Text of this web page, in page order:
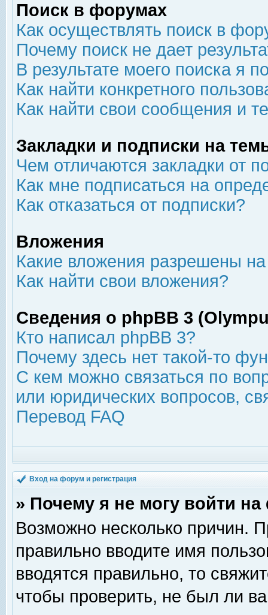
Поиск в форумах
Как осуществлять поиск в
Почему поиск не дает
В результате моего поиска я
Как найти конкретного
Как найти свои сообщения и
Закладки и подписки на
Чем отличаются закладки от
Как мне подписаться на
Как отказаться от подписки?
Вложения
Какие вложения разрешены
Как найти свои вложения?
Сведения о phpBB 3
Кто написал phpBB 3?
Почему здесь нет такой-то
С кем можно связаться по
или юридических вопросов,
Перевод FAQ
Вход на форум и регистрация
» Почему я не могу войти
Возможно несколько причин.
правильно вводите имя
вводятся правильно, то
чтобы проверить, не был ли